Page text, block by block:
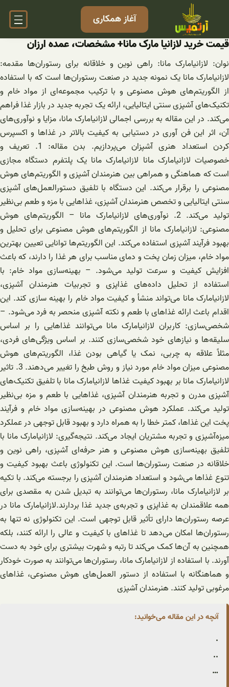
آغاز همکاری
قیمت خرید لازانیا مارک مانا+ مشخصات، عمده ارزان
نوان: لازانیامارک مانا: راهی نوین و خلاقانه برای رستوران‌ها مقدمه:
لازانیامارک مانا یک نمونه جدید در صنعت رستوران‌ها است که با استفاده
از الگوریتم‌های هوش مصنوعی و با ترکیب مجموعه‌ای از مواد خام و
تکنیک‌های آشپزی سنتی ایتالیایی، ارائه یک تجربه جدید در بازار غذا فراهم
می‌کند. در این مقاله به بررسی اجمالی لازانیامارک مانا، مزایا و نوآوری‌های
آن، اثر این فن آوری در دستیابی به کیفیت بالاتر در غذاها و اکسپرس
کردن استعداد هنری آشپزان می‌پردازیم. بدن مقاله: 1. تعریف و
خصوصیات لازانیامارک مانا لازانیامارک مانا یک پلتفرم دستگاه مجازی
است که هماهنگی و همراهی بین هنرمندان آشپزی و الگوریتم‌های هوش
مصنوعی را برقرار می‌کند. این دستگاه با تلفیق دستورالعمل‌های آشپزی
سنتی ایتالیایی و تخصص هنرمندان آشپزی، غذاهایی با مزه و طعم بی‌نظیر
تولید می‌کند. 2. نوآوری‌های لازانیامارک مانا – الگوریتم‌های هوش
مصنوعی: لازانیامارک مانا از الگوریتم‌های هوش مصنوعی برای تحلیل و
بهبود فرآیند آشپزی استفاده می‌کند. این الگوریتم‌ها توانایی تعیین بهترین
مواد خام، میزان زمان پخت و دمای مناسب برای هر غذا را دارند، که باعث
افزایش کیفیت و سرعت تولید می‌شود. – بهینه‌سازی مواد خام: با
استفاده از تحلیل داده‌های غذاپزی و تجربیات هنرمندان آشپزی،
لازانیامارک مانا می‌تواند منشأ و کیفیت مواد خام را بهینه سازی کند. این
اقدام باعث ارائه غذاهای با طعم و نکته آشپزی منحصر به فرد می‌شود. –
شخصی‌سازی: کاربران لازانیامارک مانا می‌توانند غذاهایی را بر اساس
سلیقه‌ها و نیازهای خود شخصی‌سازی کنند. بر اساس ویژگی‌های فردی،
مثلاً علاقه به چربی، نمک یا گیاهی بودن غذا، الگوریتم‌های هوش
مصنوعی میزان مواد خام مورد نیاز و روش طبخ را تغییر می‌دهند. 3. تاثیر
لازانیامارک مانا بر بهبود کیفیت غذاها لازانیامارک مانا با تلفیق تکنیک‌های
آشپزی مدرن و تجربه هنرمندان آشپزی، غذاهایی با طعم و مزه بی‌نظیر
تولید می‌کند. عملکرد هوش مصنوعی در بهینه‌سازی مواد خام و فرآیند
پخت این غذاها، کمتر خطا را به همراه دارد و بهبود قابل توجهی در عملکرد
میزه‌آشپزی و تجربه مشتریان ایجاد می‌کند. نتیجه‌گیری: لازانیامارک مانا با
تلفیق بهینه‌سازی هوش مصنوعی و هنر حرفه‌ای آشپزی، راهی نوین و
خلاقانه در صنعت رستوران‌ها است. این تکنولوژی باعث بهبود کیفیت و
تنوع غذاها می‌شود و استعداد هنرمندان آشپزی را برجسته می‌کند. با تکیه
بر لازانیامارک مانا، رستوران‌ها می‌توانند به تبدیل شدن به مقصدی برای
همه علاقمندان به غذاپزی و تجربه‌ی جدید غذا بردارند.لازانیامارک مانا در
عرصه رستوران‌ها دارای تأثیر قابل توجهی است. این تکنولوژی نه تنها به
رستوران‌ها امکان می‌دهد تا غذاهای با کیفیت و عالی را ارائه کنند، بلکه
همچنین به آن‌ها کمک می‌کند تا رتبه و شهرت بیشتری برای خود به دست
آورند. با استفاده از لازانیامارک مانا، رستوران‌ها می‌توانند به صورت خودکار
و هماهنگانه با استفاده از دستور العمل‌های هوش مصنوعی، غذاهای
مرغوبی تولید کنند. هنرمندان آشپزی
آنچه در این مقاله می‌خوانید:
.
..
…